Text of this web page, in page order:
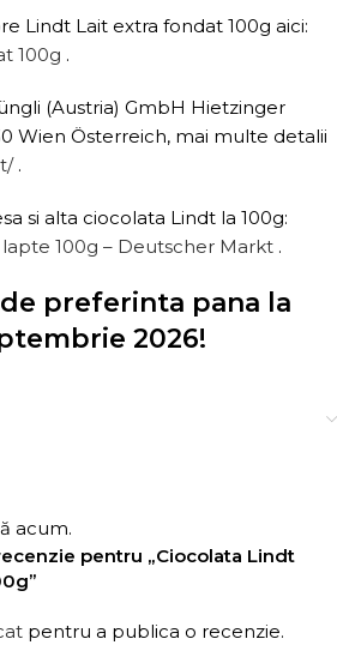
Lindt Lait extra fondat 100g aici:
100g .
(Austria) GmbH Hietzinger
Wien Österreich, mai multe detalii
.
si alta ciocolata Lindt la 100g:
100g – Deutscher Markt .
preferinta pana la
2026!
acum.
pentru „Ciocolata Lindt
pentru a publica o recenzie.